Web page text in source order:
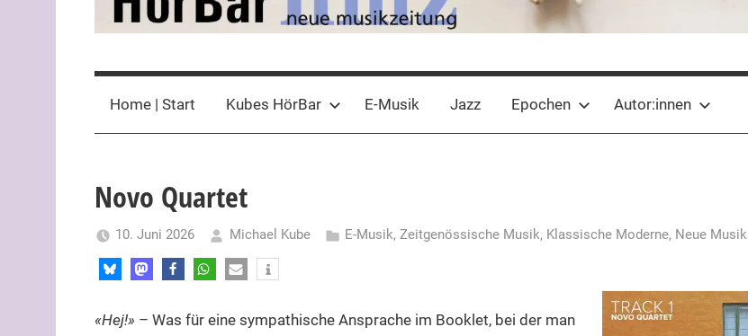
HörBar
der
Home | Start Kubes HörBar E-Musik Jazz Epochen Autor:innen
Novo Quartet
10. Juni 2026 Michael Kube E-Musik, Zeitgenössische Musik, Klassische Moderne, Neue Musik
«Hej!» – Was für eine sympathische Ansprache im Booklet, bei der man